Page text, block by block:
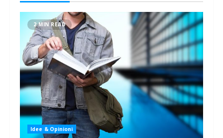
2 MIN READ
Idee & Opinioni